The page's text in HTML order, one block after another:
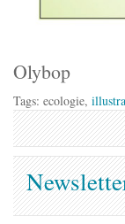
Olybop
Tags: ecologie,